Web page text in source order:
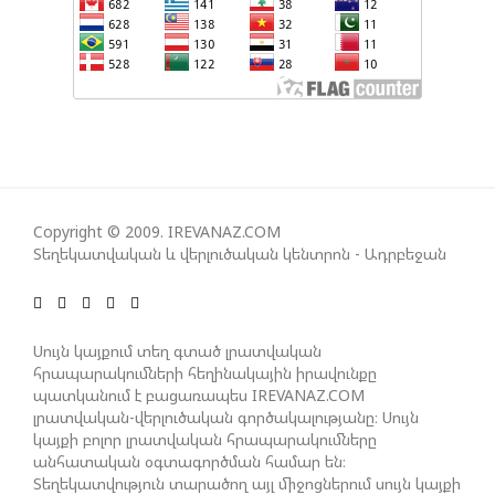
ՈՉ ՈՔ ԻՆՁ ՉԻ ԹԵԼԱԴՐԵԼՈՒ ԻՆՁ ՝ ՎԱՃԱՌԵԼ
ԹՈՒՐՔԻԱՅԻՆ F-35, ԹԵ ՈՉ. ԹՐԱՄՓ
ՀԱՊԿ-Ի ՄԱՍՆԱԿՑՈՒԹՅՈՒՆԸ ՂԱՐԱԲԱՂՅԱՆ
ՀԱԿԱՄԱՐՏՈՒԹՅԱՆՆ ԱՆՀՆԱՐ ԷՐ․ ԶԱԽԱՐՈՎԱ
ԻՐԱՆԱԿԱՆ ԵՐԿՈՒ ԼՐԱՏՎԱՄԻՋՈՑԻ
ԳՈՐԾՈՒՆԵՈՒԹՅՈՒՆ ԱԴՐԲԵՋԱՆՈՒՄ ԱՆՕՐԻՆԱԿԱՆ
Է ՃԱՆԱՉՎԵԼ
ՄԻՋԱԶԳԱՅԻՆ ՄԱՄՈՒԼՈՒՄ
Copyright © 2009. IREVANAZ.COM
Տեղեկատվական և վերլուծական կենտրոն - Ադրբեջան
Սույն կայքում տեղ գտած լրատվական
հրապարակումների հեղինակային իրավունքը
պատկանում է բացառապես IREVANAZ.COM
լրատվական-վերլուծական գործակալությանը։ Սույն
կայքի բոլոր լրատվական հրապարակումները
անհատական օգտագործման համար են։
Տեղեկատվություն տարածող այլ միջոցներում սույն կայքի